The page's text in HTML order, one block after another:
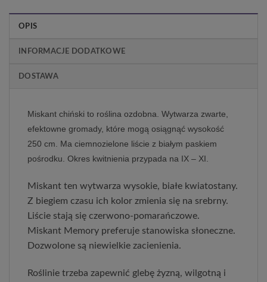
OPIS
INFORMACJE DODATKOWE
DOSTAWA
Miskant chiński to roślina ozdobna. Wytwarza zwarte,
efektowne gromady, które mogą osiągnąć wysokość
250 cm. Ma ciemnozielone liście z białym paskiem
pośrodku. Okres kwitnienia przypada na IX – XI.
Miskant ten wytwarza wysokie, białe kwiatostany.
Z biegiem czasu ich kolor zmienia się na srebrny.
Liście stają się czerwono-pomarańczowe.
Miskant Memory preferuje stanowiska słoneczne.
Dozwolone są niewielkie zacienienia.
Roślinie trzeba zapewnić glebę żyzną, wilgotną i